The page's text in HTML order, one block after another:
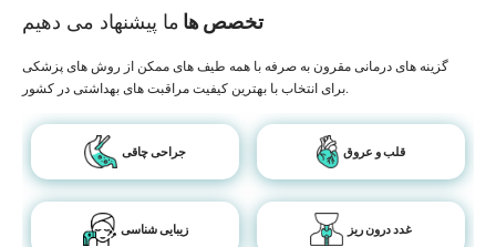
تخصص ها ما پیشنهاد می دهیم
گزینه های درمانی مقرون به صرفه با همه طیف های ممکن از روش های پزشکی
برای انتخاب با بهترین کیفیت مراقبت های بهداشتی در کشور.
جراحی چاقی قلب و عروق
زیبایی شناسی غدد درون ریز